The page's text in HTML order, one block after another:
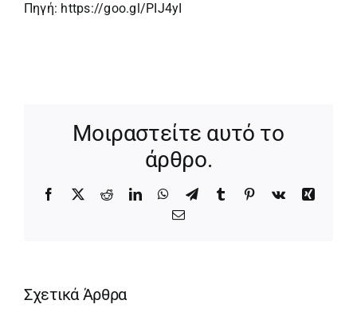
Πηγή: https://goo.gl/PIJ4yI
Μοιραστείτε αυτό το
άρθρο.
Facebook
X RedditLinkedInWhatsApp
TelegramTumblr Pinterest
Vk
Xing
Email
Σχετικά Άρθρα